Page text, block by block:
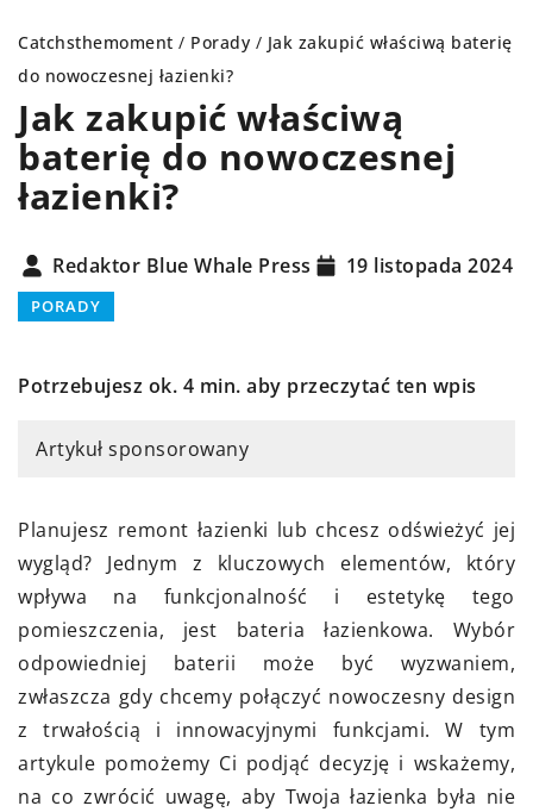
Catchsthemoment / Porady / Jak zakupić właściwą baterię
do nowoczesnej łazienki?
Jak zakupić właściwą
baterię do nowoczesnej
łazienki?
Redaktor Blue Whale Press 19 listopada 2024
PORADY
Potrzebujesz ok. 4 min. aby przeczytać ten wpis
Artykuł sponsorowany
Planujesz remont łazienki lub chcesz odświeżyć jej
wygląd? Jednym z kluczowych elementów, który
wpływa na funkcjonalność i estetykę tego
pomieszczenia, jest bateria łazienkowa. Wybór
odpowiedniej baterii może być wyzwaniem,
zwłaszcza gdy chcemy połączyć nowoczesny design
z trwałością i innowacyjnymi funkcjami. W tym
artykule pomożemy Ci podjąć decyzję i wskażemy,
na co zwrócić uwagę, aby Twoja łazienka była nie